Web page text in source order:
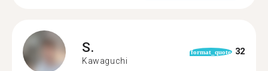
S.
Kawaguchi
format_quote 32